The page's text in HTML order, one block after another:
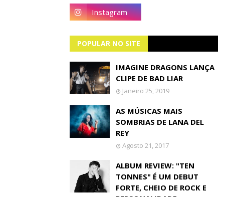
POPULAR NO SITE
IMAGINE DRAGONS LANÇA
CLIPE DE BAD LIAR
Janeiro 25, 2019
AS MÚSICAS MAIS
SOMBRIAS DE LANA DEL
REY
Agosto 21, 2017
ALBUM REVIEW: "TEN
TONNES" É UM DEBUT
FORTE, CHEIO DE ROCK E